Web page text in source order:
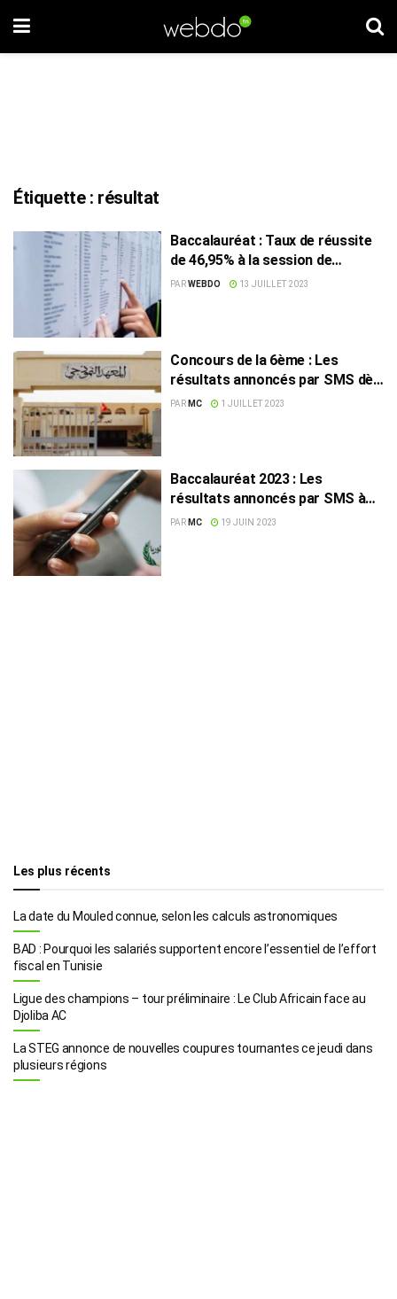
Étiquette : résultat
Baccalauréat : Taux de réussite
de 46,95% à la session de
rattrapage
PARWEBDO 13 JUILLET 2023
Concours de la 6ème : Les
résultats annoncés par SMS dès
lundi
PAR MC 1 JUILLET 2023
Baccalauréat 2023 : Les
résultats annoncés par SMS à
partir de demain
PAR MC 19 JUIN 2023
Les plus récents
La date du Mouled connue, selon les calculs astronomiques
BAD : Pourquoi les salariés supportent encore l’essentiel de l’effort
fiscal en Tunisie
Ligue des champions – tour préliminaire : Le Club Africain face au
Djoliba AC
La STEG annonce de nouvelles coupures tournantes ce jeudi dans
plusieurs régions